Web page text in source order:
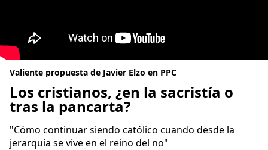
Valiente propuesta de Javier Elzo en PPC
Los cristianos, ¿en la sacristía o
tras la pancarta?
"Cómo continuar siendo católico cuando desde la
jerarquía se vive en el reino del no"